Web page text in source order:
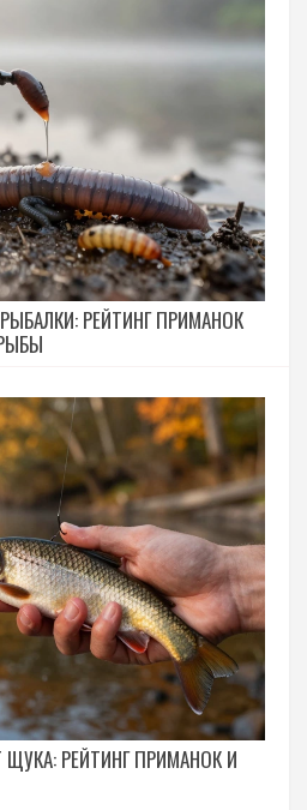
РЕЙТИНГ ПРИМАНОК
РЕЙТИНГ ПРИМАНОК И